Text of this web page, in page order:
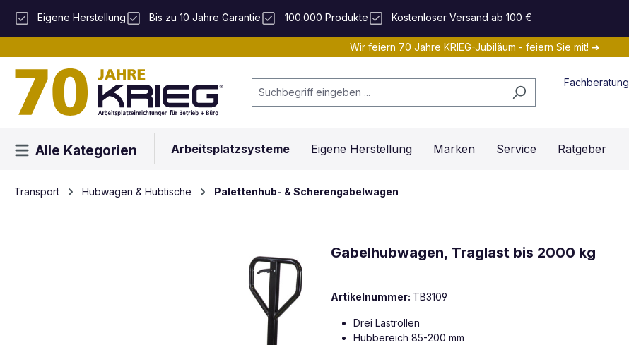
Hauptinhalt springen
Zur Suche springen
Zur Hauptnavigation springen
Eigene Herstellung Bis zu 10 Jahre Garantie 100.000 Produkte Kostenloser Versand ab 100 €
Wir feiern 70 Jahre KRIEG-Jubiläum - feiern Sie mit! ➔
Fachberatung
Alle Kategorien Arbeitsplatzsysteme Eigene Herstellung Marken Service Ratgeber
Transport Hubwagen & Hubtische Palettenhub- & Scherengabelwagen
Gabelhubwagen, Traglast bis 2000 kg
Artikelnummer: TB3109
Drei Lastrollen
Hubbereich 85-200 mm